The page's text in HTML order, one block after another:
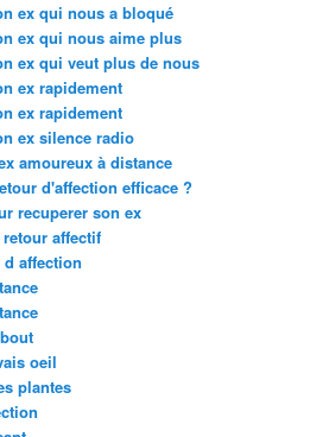
ex qui nous a bloqué
ex qui nous aime plus
ex qui veut plus de nous
ex rapidement
ex rapidement
ex silence radio
amoureux à distance
d'affection efficace ?
recuperer son ex
affectif
affection
oeil
plantes